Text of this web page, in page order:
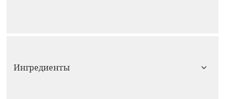
Ингредиенты